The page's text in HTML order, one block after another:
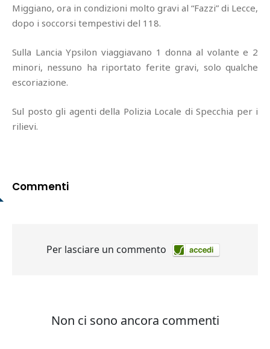
Miggiano, ora in condizioni molto gravi al “Fazzi” di Lecce,
dopo i soccorsi tempestivi del 118.
Sulla Lancia Ypsilon viaggiavano 1 donna al volante e 2
minori, nessuno ha riportato ferite gravi, solo qualche
escoriazione.
Sul posto gli agenti della Polizia Locale di Specchia per i
rilievi.
Commenti